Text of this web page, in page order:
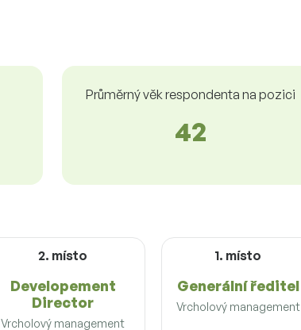
Průměrný věk respondenta na pozici
42
2. místo
Developement
Director
Vrcholový management
1. místo
Generální ředitel
Vrcholový management